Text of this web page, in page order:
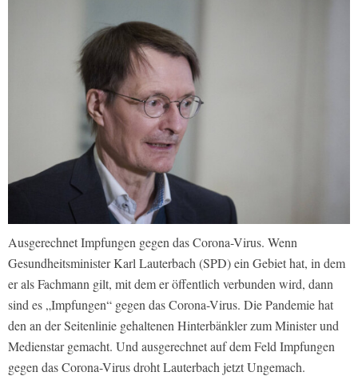
Ausgerechnet Impfungen gegen das Corona-Virus. Wenn
Gesundheitsminister Karl Lauterbach (SPD) ein Gebiet hat, in dem
er als Fachmann gilt, mit dem er öffentlich verbunden wird, dann
sind es „Impfungen“ gegen das Corona-Virus. Die Pandemie hat
den an der Seitenlinie gehaltenen Hinterbänkler zum Minister und
Medienstar gemacht. Und ausgerechnet auf dem Feld Impfungen
gegen das Corona-Virus droht Lauterbach jetzt Ungemach.